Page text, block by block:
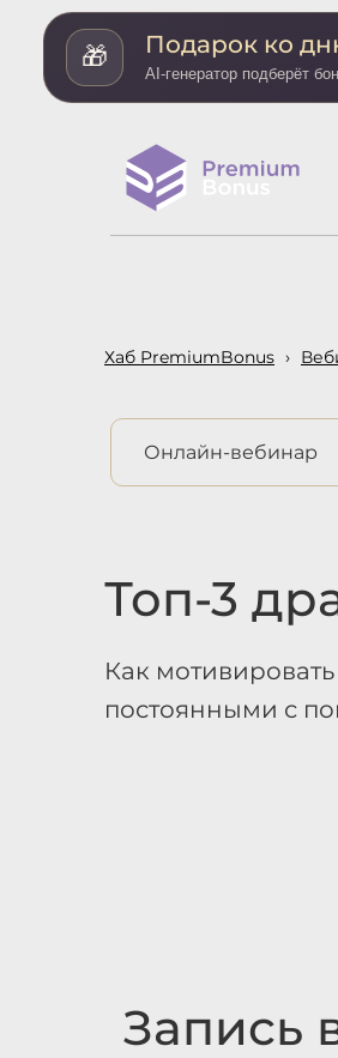
🎁 Подарок ко
AI-генератор подберёт
Хаб PremiumBonus ›
Онлайн-вебинар
Топ-3
Как
постоянными с
Запись